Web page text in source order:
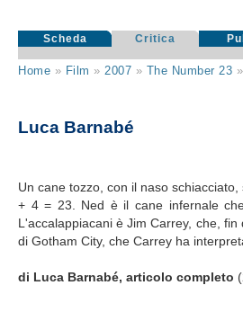
Scheda Critica
Home » Film » 2007 » The Number 23 »
Luca Barnabé
Un cane tozzo, con il naso
+ 4 = 23. Ned è il cane infernale
L'accalappiacani è Jim Carrey, che,
di Gotham City, che Carrey ha
di Luca Barnabé, articolo completo